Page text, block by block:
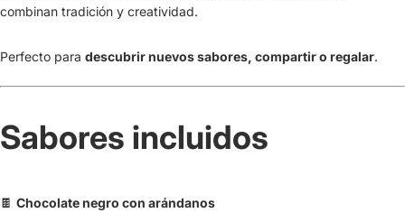
combinan tradición y creatividad.
Perfecto para descubrir nuevos sabores, compartir o regalar.
Sabores incluidos
🍫 Chocolate negro con arándanos